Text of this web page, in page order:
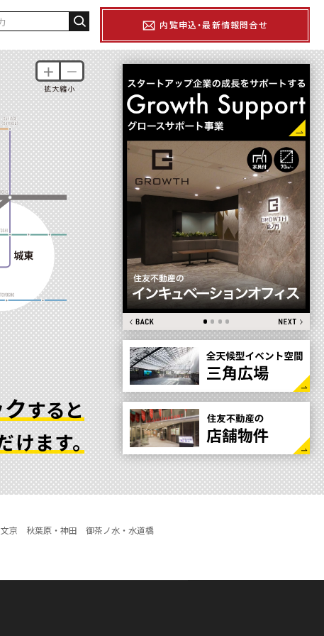
内覧申込・最新情報問合せ
すると
けます。
＋ －
拡大縮小
京 秋葉原・神田
御茶ノ水・水道橋